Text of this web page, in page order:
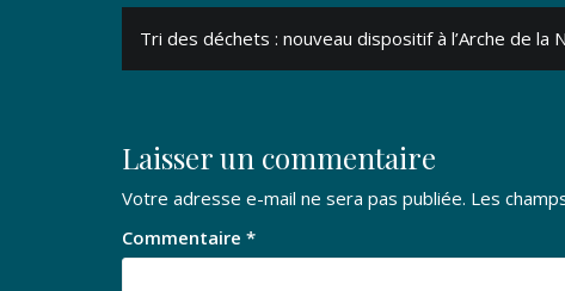
Navigation
de
Tri des déchets : nouveau dispositif à l’Arche de la
Laisser un commentaire
Votre adresse e-mail ne sera pas publiée. Les
Commentaire *